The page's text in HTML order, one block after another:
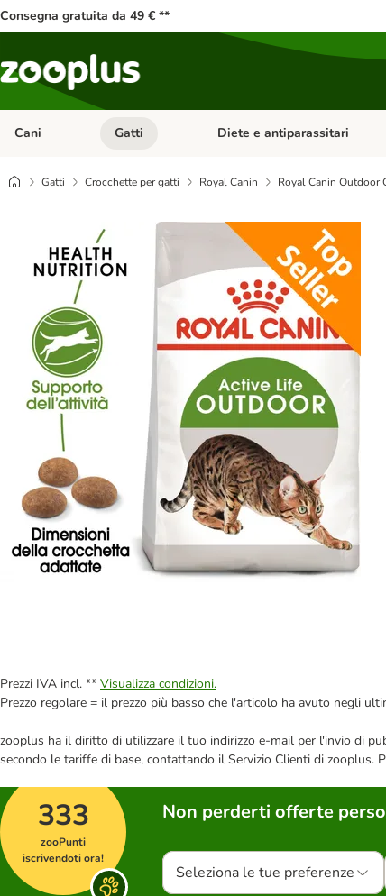
Consegna gratuita da 49 € **
Cani Apri Menu Categoria: Cani
Gatti Apri Menu Categoria: Gatti
Diete e antiparassitari
Gatti Crocchette per gatti Royal Canin Royal Canin Outdoor
Prezzi IVA incl. ** Visualizza condizioni.
Prezzo regolare = il prezzo più basso che l'articolo ha avuto negli
zooplus ha il diritto di utilizzare il tuo indirizzo e-mail per l'invio di
secondo le tariffe di base, contattando il Servizio Clienti di zooplus.
333
zooPunti
iscrivendoti ora!
Non perderti offerte
Seleziona le tue preferenze